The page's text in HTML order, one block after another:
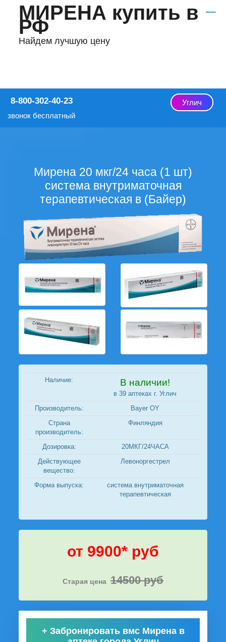
МИРЕНА купить в
РФ
Найдем лучшую цену
8-800-302-40-23
звонок бесплатный
Углич
Мирена 20 мкг/24 часа (1 шт)
система внутриматочная
терапевтическая в (Байер)
Наличие: В наличии!
в 39 аптеках г. Углич
Производитель:
Bayer OY
Страна
производитель:
Финляндия
Дозировка:
20МКГ/24ЧАСА
Действующее
вещество:
Левоноргестрел
Форма выпуска:
система внутриматочная
терапевтическая
от 9900* руб
Старая цена 14500 руб
+ Забронировать вмс Мирена в